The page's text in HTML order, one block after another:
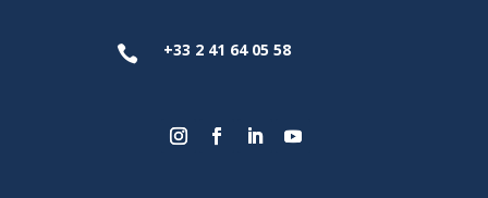
 +33 2 41 64 05 58